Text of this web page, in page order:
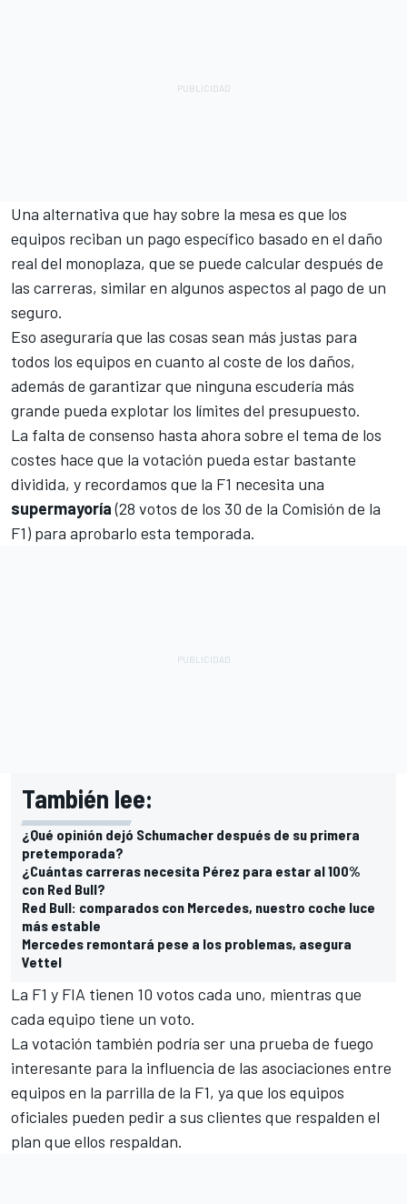
Una alternativa que hay sobre la mesa es que los
equipos reciban un pago específico basado en el daño
real del monoplaza, que se puede calcular después de
las carreras, similar en algunos aspectos al pago de un
seguro.
Eso aseguraría que las cosas sean más justas para
todos los equipos en cuanto al coste de los daños,
además de garantizar que ninguna escudería más
grande pueda explotar los límites del presupuesto.
La falta de consenso hasta ahora sobre el tema de los
costes hace que la votación pueda estar bastante
dividida, y recordamos que la F1 necesita una
supermayoría(28 votos de los 30 de la Comisión de la
F1) para aprobarlo esta temporada.
También lee:
¿Qué opinión dejó Schumacher después de su primera
pretemporada?
¿Cuántas carreras necesita Pérez para estar al 100%
con Red Bull?
Red Bull: comparados con Mercedes, nuestro coche luce
más estable
Mercedes remontará pese a los problemas, asegura
Vettel
La F1 y FIA tienen 10 votos cada uno, mientras que
cada equipo tiene un voto.
La votación también podría ser una prueba de fuego
interesante para la influencia de las asociaciones entre
equipos en la parrilla de la F1, ya que los equipos
oficiales pueden pedir a sus clientes que respalden el
plan que ellos respaldan.